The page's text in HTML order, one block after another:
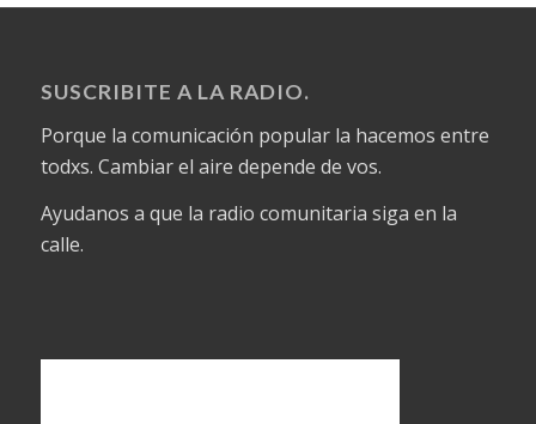
SUSCRIBITE A LA RADIO.
Porque la comunicación popular la hacemos entre
todxs. Cambiar el aire depende de vos.
Ayudanos a que la radio comunitaria siga en la
calle.